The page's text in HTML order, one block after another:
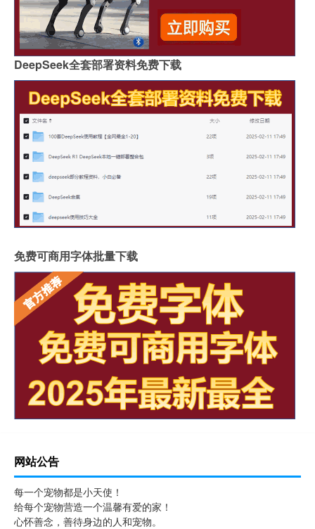
DeepSeek全套部署资料免费下载
免费可商用字体批量下载
网站公告
每一个宠物都是小天使！
给每个宠物营造一个温馨有爱的家！
心怀善念，善待身边的人和宠物。